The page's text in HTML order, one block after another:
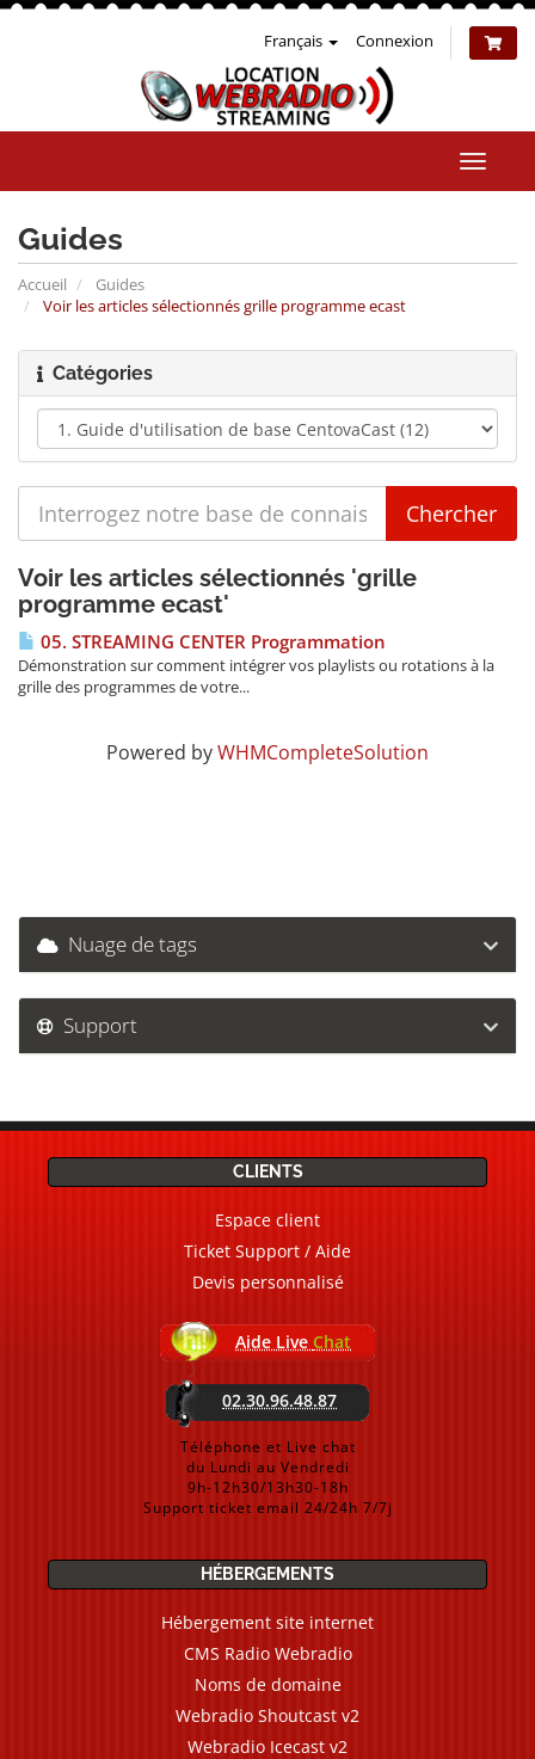
Français Connexion
la
Guides
Accueil
Guides
Voir les articles sélectionnés grille programme ecast
Catégories
Voir les articles sélectionnés 'grille
programme ecast'
05. STREAMING CENTER Programmation
Démonstration sur comment intégrer vos playlists ou rotations à la
grille des programmes de votre...
Powered byWHMCompleteSolution
Nuage de tags
Support
CLIENTS
Espace client
Ticket Support / Aide
Devis personnalisé
Aide Live Chat
02.30.96.48.87
Téléphone et Live chat
du Lundi au Vendredi
9h-12h30/13h30-18h
Support ticket email 24/24h 7/7j
HÉBERGEMENTS
Hébergement site internet
CMS Radio Webradio
Noms de domaine
Webradio Shoutcast v2
Webradio Icecast v2